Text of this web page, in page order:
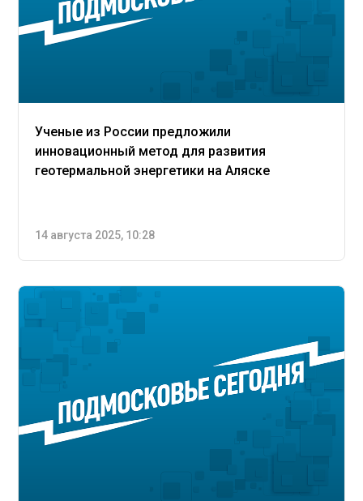
Ученые из России предложили
инновационный метод для развития
геотермальной энергетики на Аляске
14 августа 2025, 10:28